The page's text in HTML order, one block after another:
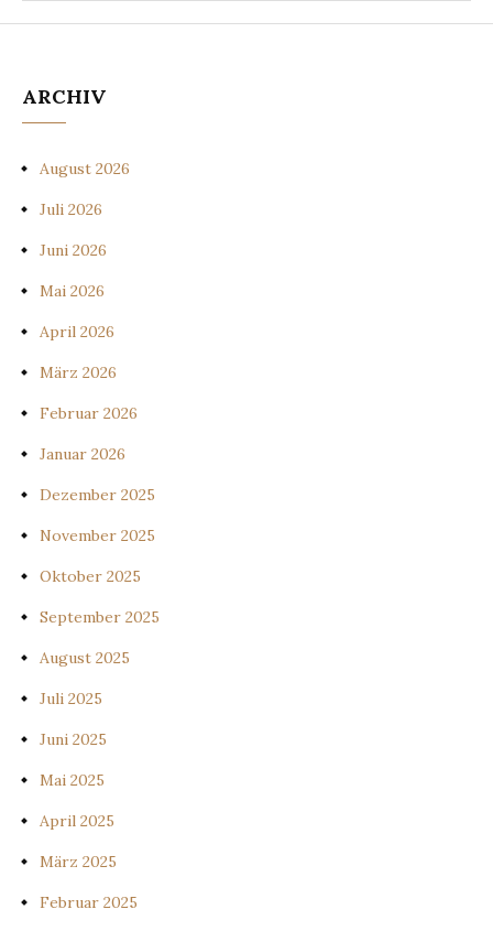
ARCHIV
August 2026
Juli 2026
Juni 2026
Mai 2026
April 2026
März 2026
Februar 2026
Januar 2026
Dezember 2025
November 2025
Oktober 2025
September 2025
August 2025
Juli 2025
Juni 2025
Mai 2025
April 2025
März 2025
Februar 2025